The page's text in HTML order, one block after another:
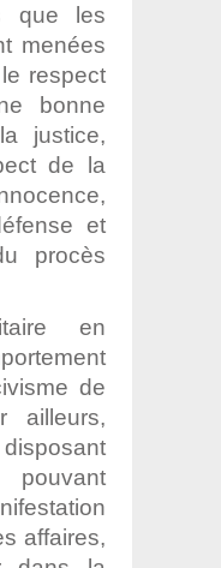
que les
menées
respect
bonne
justice,
de la
et
procès
en
de
ailleurs,
affaires,